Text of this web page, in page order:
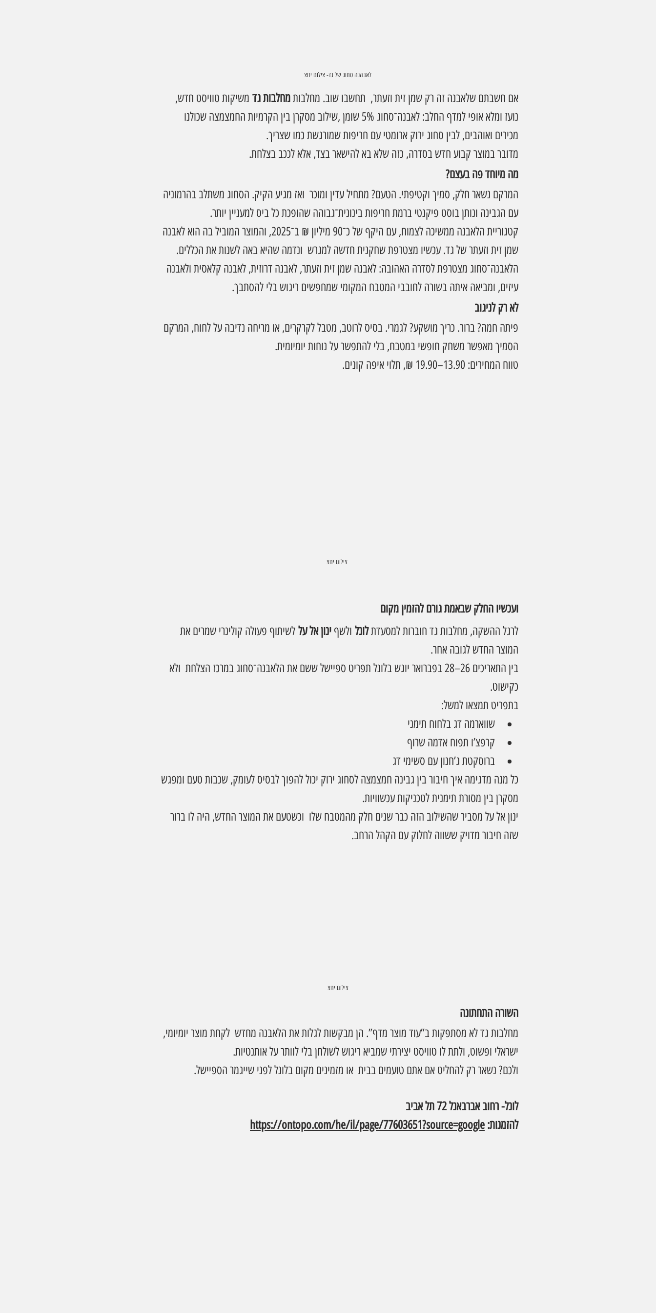
לאבהנה סחוג של גד- צילום יחצ
אם חשבתם שלאבנה זה רק שמן זית וזעתר,  תחשבו שוב. מחלבות מחלבות גד משיקות טוויסט חדש,
נועז ומלא אופי למדף החלב: לאבנה־סחוג 5% שומן ,שילוב מסקרן בין הקרמיות החמצמצה שכולנו
מכירים ואוהבים, לבין סחוג ירוק ארומטי עם חריפות שמורגשת כמו שצריך.
מדובר במוצר קבוע חדש בסדרה, כזה שלא בא להישאר בצד, אלא לככב בצלחת.
מה מיוחד פה בעצם?
המרקם נשאר חלק, סמיך וקטיפתי. הטעם? מתחיל עדין ומוכר  ואז מגיע הקיק. הסחוג משתלב בהרמוניה
עם הגבינה ונותן בוסט פיקנטי ברמת חריפות בינונית־גבוהה שהופכת כל ביס למעניין יותר.
קטגוריית הלאבנה ממשיכה לצמוח, עם היקף של כ־90 מיליון ₪ ב־2025, והמוצר המוביל בה הוא לאבנה
שמן זית וזעתר של גד. עכשיו מצטרפת שחקנית חדשה למגרש  ונדמה שהיא באה לשנות את הכללים.
הלאבנה־סחוג מצטרפת לסדרה האהובה: לאבנה שמן זית וזעתר, לאבנה דרוזית, לאבנה קלאסית ולאבנה
עיזים, ומביאה איתה בשורה לחובבי המטבח המקומי שמחפשים ריגוש בלי להסתבך.
לא רק לניגוב
פיתה חמה? ברור. כריך מושקע? לגמרי. בסיס לרוטב, מטבל לקרקרים, או מריחה נדיבה על לחוח, המרקם
הסמיך מאפשר משחק חופשי במטבח, בלי להתפשר על נוחות יומיומית.
טווח המחירים: 13.90–19.90 ₪, תלוי איפה קונים.
ועכשיו החלק שבאמת גורם להזמין מקום
לרגל ההשקה, מחלבות גד חוברות למסעדת לונל ולשף ינון אל על לשיתוף פעולה קולינרי שמרים את
המוצר החדש לגובה אחר.
בין התאריכים 26–28 בפברואר יוגש בלונל תפריט ספיישל ששם את הלאבנה־סחוג במרכז הצלחת  ולא
כקישוט.
בתפריט תמצאו למשל:
שווארמה דג בלחוח תימני
קרפצ’ו תפוח אדמה שרוף
ברוסקטת ג’חנון עם סשימי דג
כל מנה מדגימה איך חיבור בין גבינה חמצמצה לסחוג ירוק יכול להפוך לבסיס לעומק, שכבות טעם ומפגש
מסקרן בין מסורת תימנית לטכניקות עכשוויות.
ינון אל על מסביר שהשילוב הזה כבר שנים חלק מהמטבח שלו  וכשטעם את המוצר החדש, היה לו ברור
שזה חיבור מדויק ששווה לחלוק עם הקהל הרחב.
צילום יחצ
השורה התחתונה
מחלבות גד לא מסתפקות ב”עוד מוצר מדף”. הן מבקשות לגלות את הלאבנה מחדש  לקחת מוצר יומיומי,
ישראלי ופשוט, ולתת לו טוויסט יצירתי שמביא ריגוש לשולחן בלי לוותר על אותנטיות.
ולכם? נשאר רק להחליט אם אתם טועמים בבית  או מזמינים מקום בלונל לפני שייגמר הספיישל.
לונל- רחוב אברבאנל 72 תל אביב
להזמנות: https://ontopo.com/he/il/page/77603651?source=google